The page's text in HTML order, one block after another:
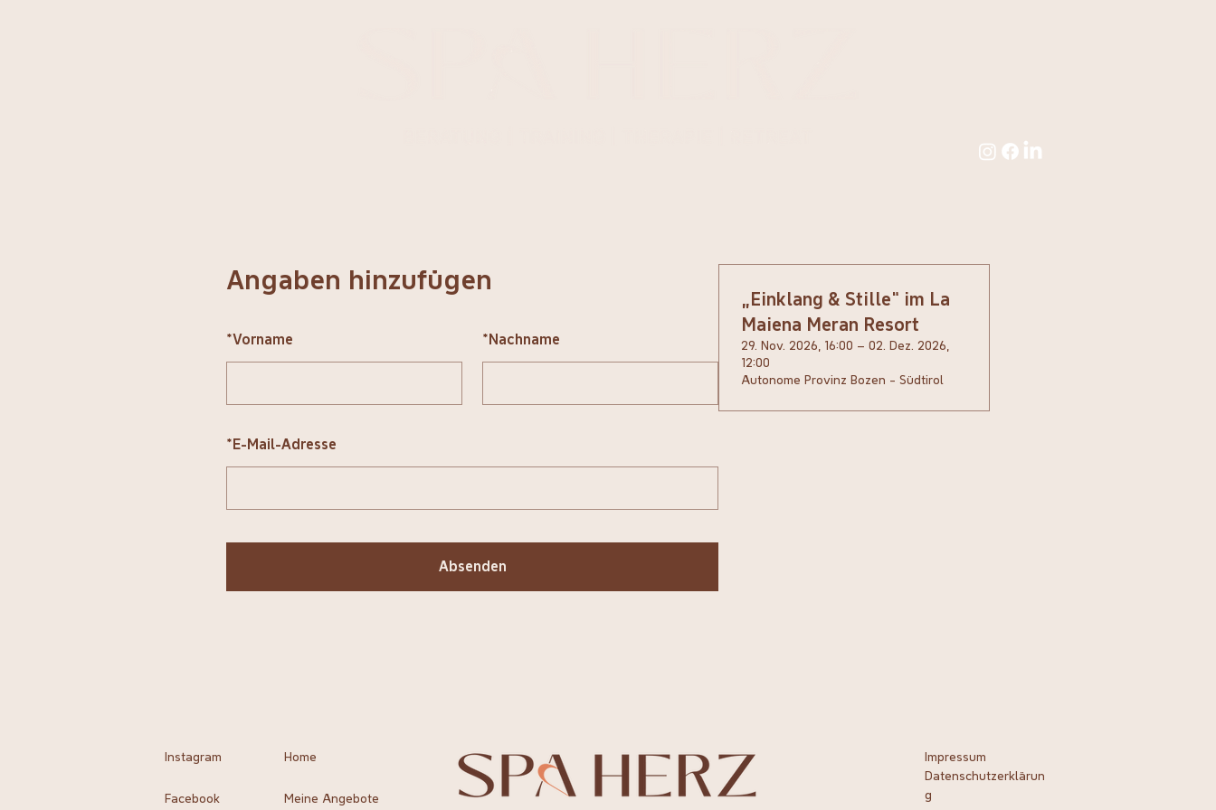
Angaben hinzufügen
*Vorname * Nachname
* E-Mail-Adresse
Absenden
„Einklang & Stille“ im La
Maiena Meran Resort
29. Nov. 2026, 16:00 – 02. Dez. 2026,
12:00
Autonome Provinz Bozen - Südtirol
Home
Instagram
Meine Angebote
Facebook
Impressum
Datenschutzerklärun
g